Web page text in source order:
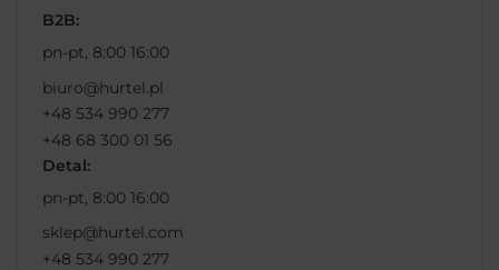
B2B:
pn-pt, 8:00 16:00
biuro@hurtel.pl
+48 534 990 277
+48 68 300 01 56
Detal:
pn-pt, 8:00 16:00
sklep@hurtel.com
+48 534 990 277